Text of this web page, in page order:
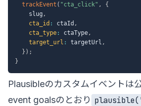
trackEvent ( "cta_click" ,
{
    slug
,
cta_id : ctaId ,
cta_type : ctaType,
target_url : targetUrl ,
} ) ;
}
Plausibleのカスタムイベントは
event goalsのとおり